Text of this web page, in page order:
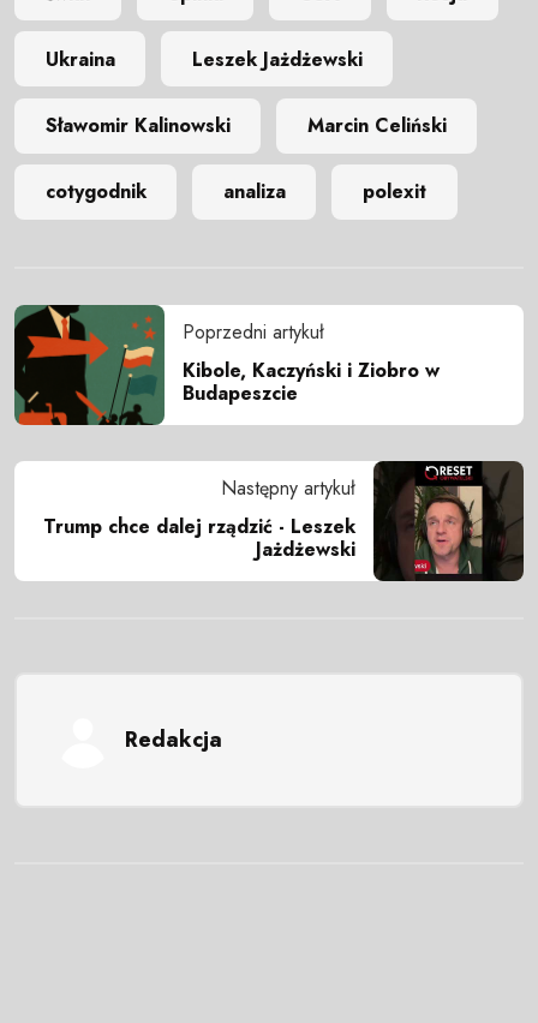
Ukraina Leszek Jażdżewski
Sławomir Kalinowski Marcin Celiński
cotygodnik analiza polexit
Poprzedni artykuł
Kibole, Kaczyński i Ziobro w
Budapeszcie
Następny artykuł
Trump chce dalej rządzić - Leszek
Jażdżewski
Redakcja